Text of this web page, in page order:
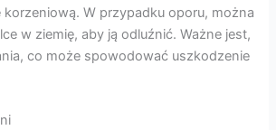
korzeniową. W przypadku oporu, można
w ziemię, aby ją odluźnić. Ważne jest,
co może spowodować uszkodzenie